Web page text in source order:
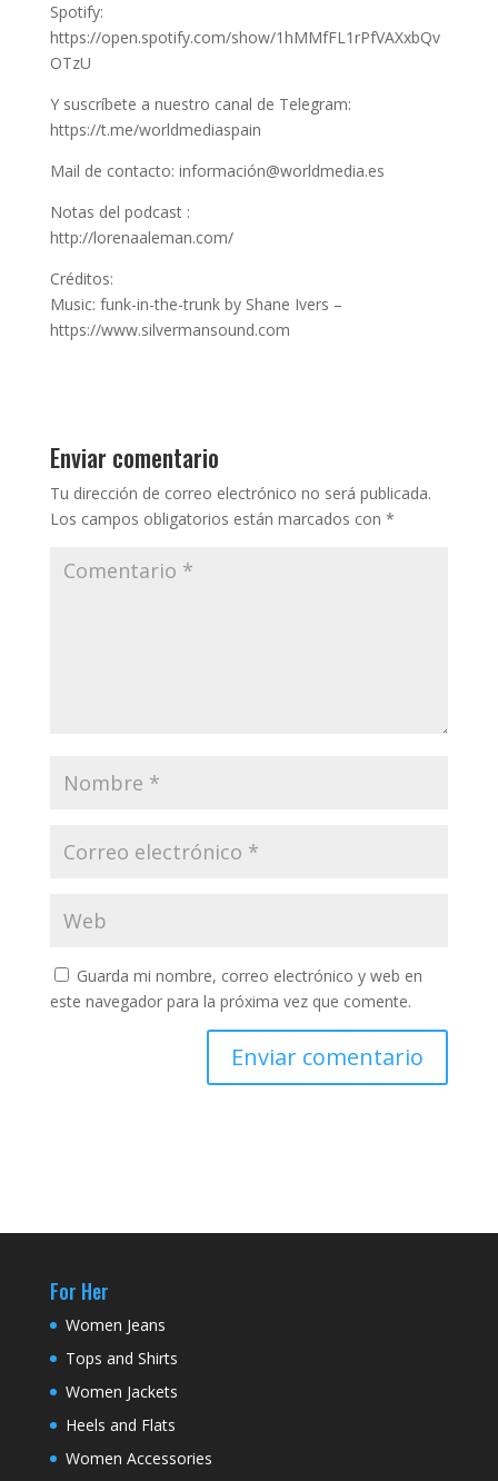
Spotify:
https://open.spotify.com/show/1hMMfFL1rPfVAXxbQv
OTzU
Y suscríbete a nuestro canal de Telegram:
https://t.me/worldmediaspain
Mail de contacto: información@worldmedia.es
Notas del podcast :
http://lorenaaleman.com/
Créditos:
Music: funk-in-the-trunk by Shane Ivers –
https://www.silvermansound.com
Enviar comentario
Tu dirección de correo electrónico no será publicada.
Los campos obligatorios están marcados con *
Guarda mi nombre, correo electrónico y web en
este navegador para la próxima vez que comente.
For Her
Women Jeans
Tops and Shirts
Women Jackets
Heels and Flats
Women Accessories